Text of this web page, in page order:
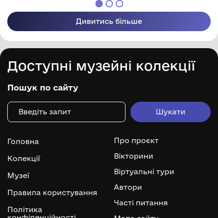
Дивитись більше
Доступні музейні колекції
Пошук по сайту
Головна
Колекції
Музеї
Правила користування
Політика
Про проєкт
Вікторини
Віртуальні тури
Автори
Часті питання